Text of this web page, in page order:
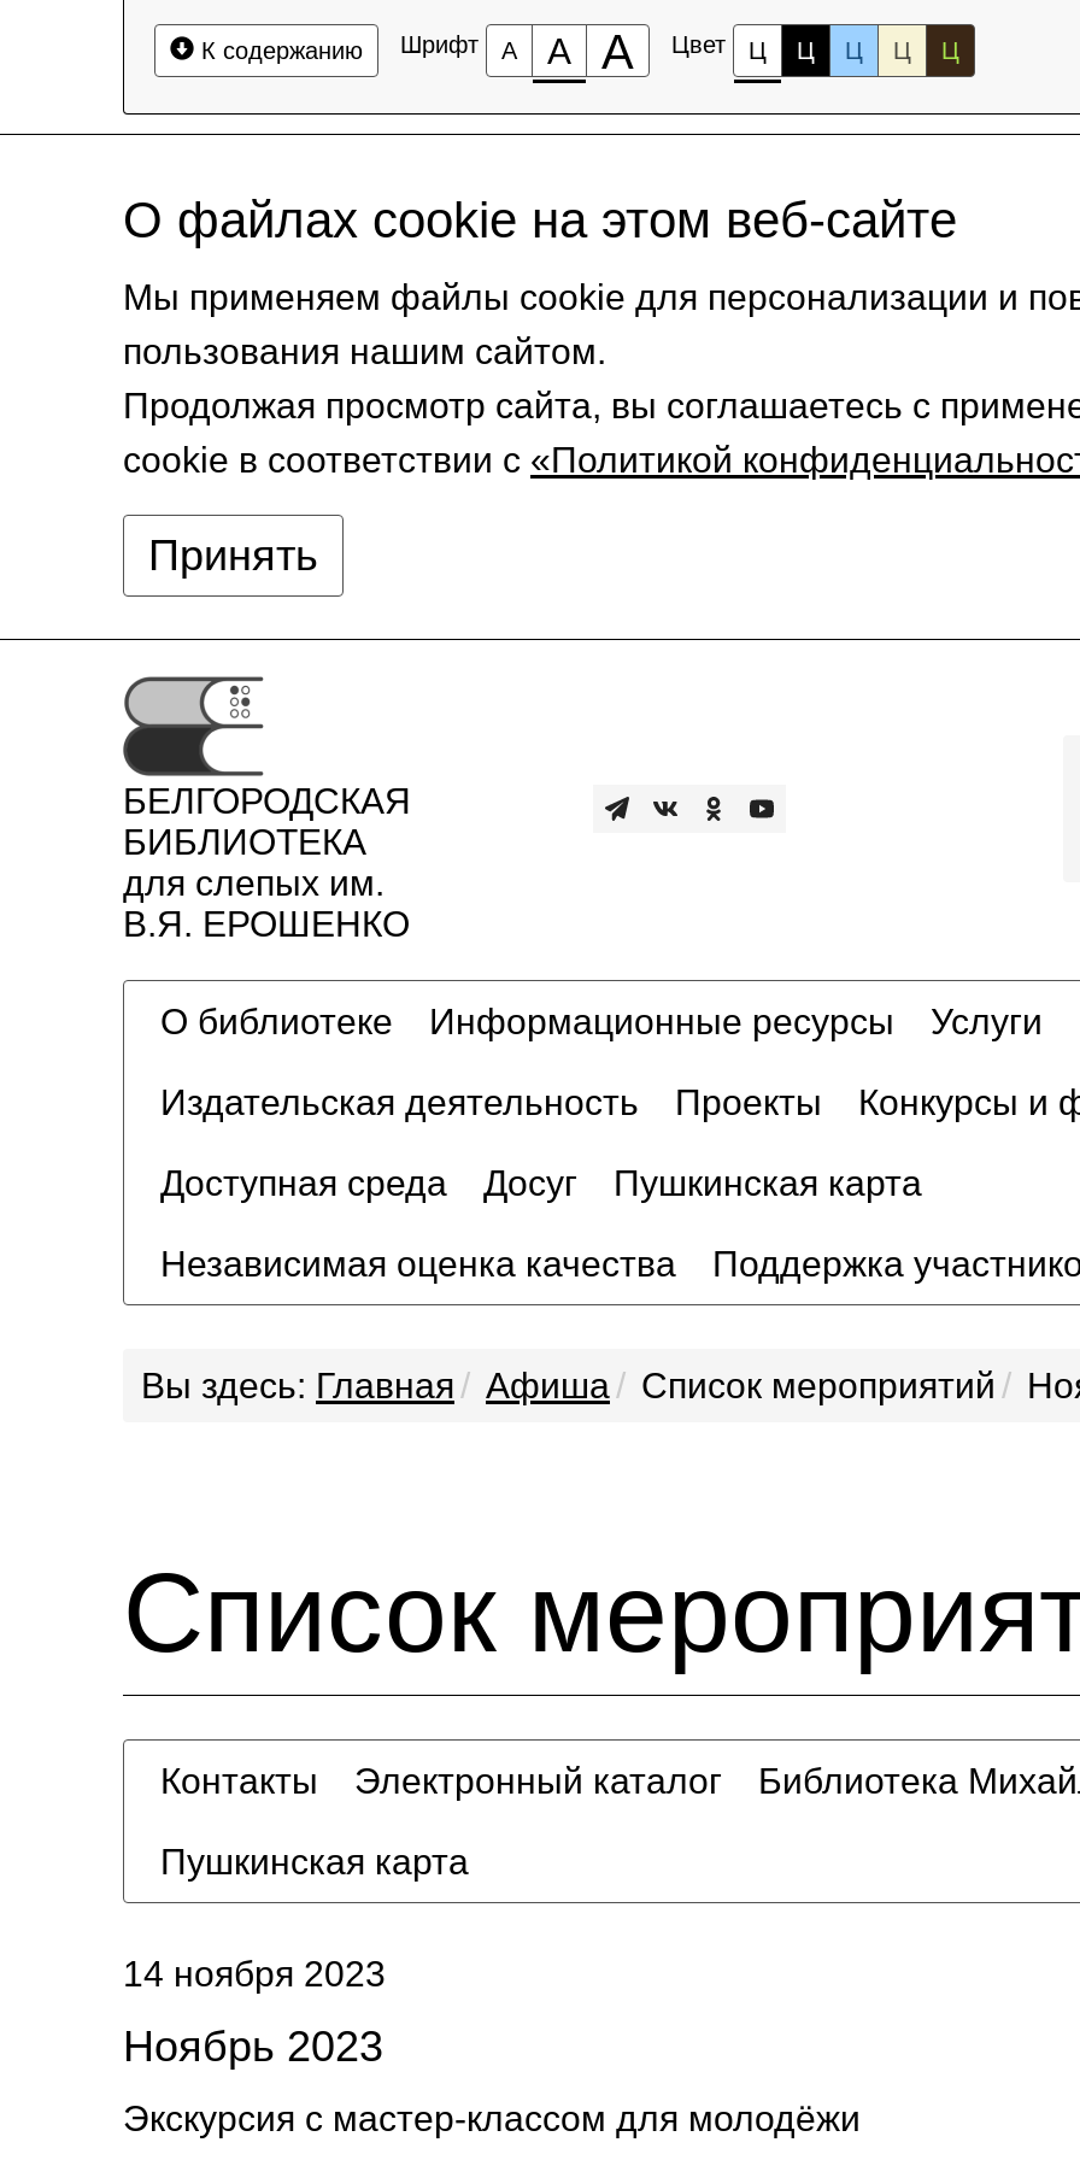
К содержанию Шрифт А А А Цвет Ц Ц Ц Ц Ц
О файлах cookie на этом веб-сайте
Мы применяем файлы cookie для персонализации и
пользования нашим сайтом.
Продолжая просмотр сайта, вы соглашаетесь с
cookie в соответствии с «Политикой
Принять
БЕЛГОРОДСКАЯ
БИБЛИОТЕКА
для слепых им.
В.Я. ЕРОШЕНКО
О библиотеке Информационные ресурсы Услуги
Издательская деятельность Проекты Конкурсы и
Доступная среда Досуг Пушкинская карта
Независимая оценка качества Поддержка
Вы здесь: Главная Афиша Список мероприятий
Список
Контакты Электронный каталог Библиотека
Пушкинская карта
14 ноября 2023
Ноябрь 2023
Экскурсия с мастер-классом для молодёжи